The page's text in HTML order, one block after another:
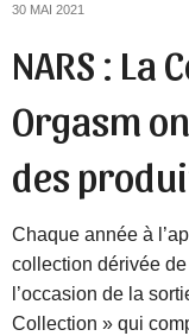
30 MAI 2021
NARS : La
Orgasm
des
Chaque année à
collection dérivée de
l’occasion de la
Collection » qui